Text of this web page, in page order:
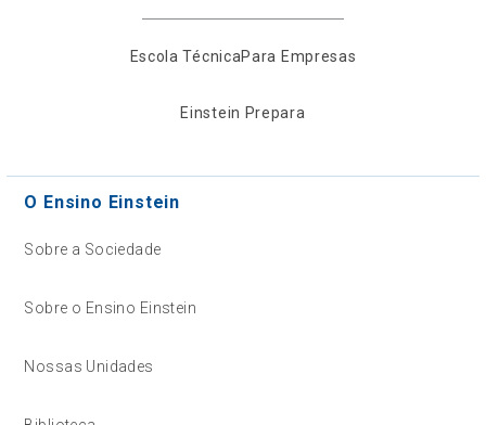
Escola TécnicaPara Empresas
Einstein Prepara
O Ensino Einstein
Sobre a Sociedade
Sobre o Ensino Einstein
Nossas Unidades